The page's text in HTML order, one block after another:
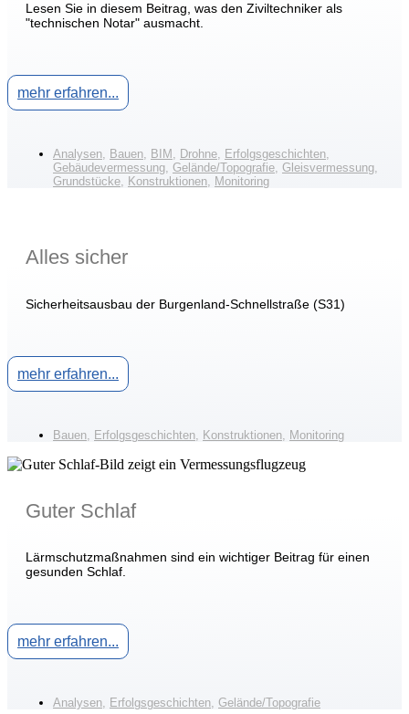
Lesen Sie in diesem Beitrag, was den Ziviltechniker als
"technischen Notar" ausmacht.
mehr erfahren...
Analysen, Bauen, BIM , Drohne, Erfolgsgeschichten,
Gebäudevermessung, Gelände/Topografie, Gleisvermessung,
Grundstücke, Konstruktionen, Monitoring
Alles sicher
Sicherheitsausbau der Burgenland-Schnellstraße (S31)
mehr erfahren...
Bauen Erfolgsgeschichten Konstruktionen Monitoring
Guter Schlaf
Lärmschutzmaßnahmen sind ein wichtiger Beitrag für einen
gesunden Schlaf.
mehr erfahren...
Analysen, Erfolgsgeschichten, Gelände/Topografie